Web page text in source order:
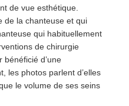
de vue esthétique.
de la chanteuse et qui
qui habituellement
de chirurgie
bénéficié d’une
les photos parlent d’elles
le volume de ses seins